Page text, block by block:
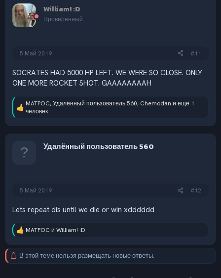
ц
и
и
:
William! :D
Проверенный
5 Май 2019 #11
SOCRATES HAD 5000 HP LEFT. WE WERE SO CLOSE. ONLY
ONE MORE ROCKET SHOT. GAAAAAAAAH
Р
е
MATPOC,Удалённый пользователь 560, Chemodan и ещё 1
человек
Удалённый пользователь 560
5 Май 2019 #12
Lets repeat dis until we die or win xdddddd
Р
а
к
ц
MATPOC и William! :D
В этой теме нельзя размещать новые ответы.